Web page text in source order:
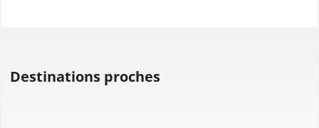
Destinations proches